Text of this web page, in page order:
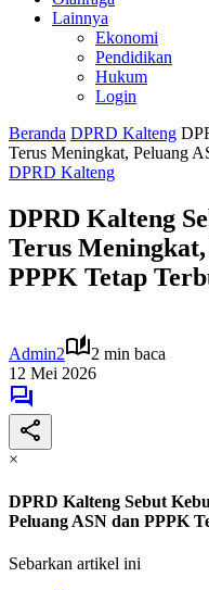
Lainnya
Ekonomi
Pendidikan
Hukum
Login
Beranda DPRD Kalteng
Terus Meningkat, Peluang
DPRD Kalteng
DPRD Kalteng
Terus
PPPK Tetap
Admin2
2 min baca
12 Mei 2026
×
DPRD Kalteng Sebut
Peluang ASN dan PPPK
Sebarkan artikel ini